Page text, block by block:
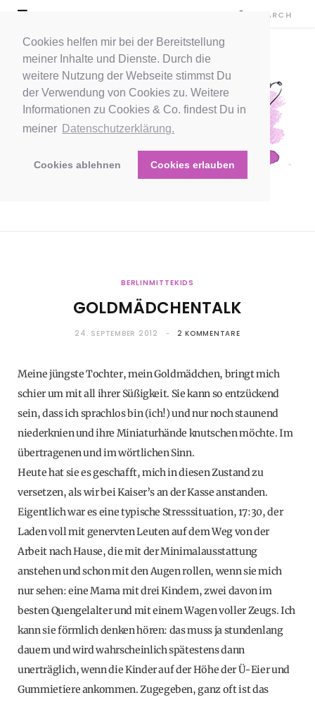
Cookies helfen mir bei der Bereitstellung
meiner Inhalte und Dienste. Durch die
weitere Nutzung der Webseite stimmst Du
der Verwendung von Cookies zu. Weitere
Informationen zu Cookies & Co. findest Du in
meiner Datenschutzerklärung.
Cookies ablehnen Cookies erlauben
BERLINMITTEKIDS
GOLDMÄDCHENTALK
24. SEPTEMBER 2012 2 KOMMENTARE
Meine jüngste Tochter, mein Goldmädchen, bringt mich
schier um mit all ihrer Süßigkeit. Sie kann so entzückend
sein, dass ich sprachlos bin (ich!) und nur noch staunend
niederknien und ihre Miniaturhände knutschen möchte. Im
übertragenen und im wörtlichen Sinn.
Heute hat sie es geschafft, mich in diesen Zustand zu
versetzen, als wir bei Kaiser’s an der Kasse anstanden.
Eigentlich war es eine typische Stresssituation, 17:30, der
Laden voll mit genervten Leuten auf dem Weg von der
Arbeit nach Hause, die mit der Minimalausstattung
anstehen und schon mit den Augen rollen, wenn sie mich
nur sehen: eine Mama mit drei Kindern, zwei davon im
besten Quengelalter und mit einem Wagen voller Zeugs. Ich
kann sie förmlich denken hören: das muss ja stundenlang
dauern und wird wahrscheinlich spätestens dann
unerträglich, wenn die Kinder auf der Höhe der Ü-Eier und
Gummietiere ankommen. Zugegeben, ganz oft ist das